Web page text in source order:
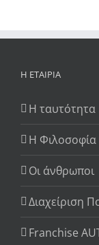
Η ΕΤΑΙΡΊΑ
Η ταυτότητα
Η Φιλοσοφία
Οι άνθρωποι
Διαχείριση
Franchise